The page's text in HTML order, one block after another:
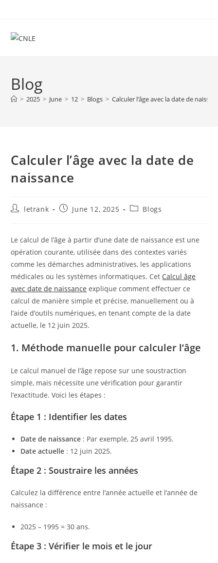
content
Blog
> 2025 > June > 12 > Blogs > Calculer l’âge avec la date de
Calculer l’âge avec la date de
naissance
Postletrank
PostJune 12, 2025
PostBlogs
Le calcul de l’âge à partir d’une date de naissance est une
opération courante, utilisée dans des contextes variés
comme les démarches administratives, les applications
médicales ou les systèmes informatiques. Cet Calcul âge
avec date de naissance explique comment effectuer ce
calcul de manière simple et précise, manuellement ou à
l’aide d’outils numériques, en tenant compte de la date
actuelle, le 12 juin 2025.
1. Méthode manuelle pour calculer l’âge
Le calcul manuel de l’âge repose sur une soustraction
simple, mais nécessite une vérification pour garantir
l’exactitude. Voici les étapes :
Étape 1 : Identifier les dates
Date de naissance : Par exemple, 25 avril 1995.
Date actuelle : 12 juin 2025.
Étape 2 : Soustraire les années
Calculez la différence entre l’année actuelle et l’année de
naissance :
2025 – 1995 = 30 ans.
Étape 3 : Vérifier le mois et le jour